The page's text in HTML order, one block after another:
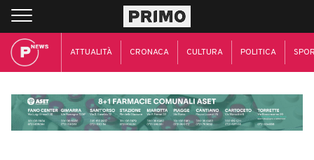
ATTUALITÀ CRONACA CULTURA POLITICA